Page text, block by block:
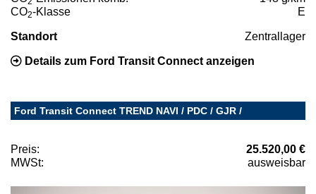
CO2-Klasse E
Standort Zentrallager
Details zum Ford Transit Connect anzeigen
Ford Transit Connect TREND NAVI / PDC / GJR /
Preis:
25.520,00 €
MWSt:
ausweisbar